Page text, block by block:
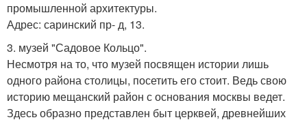
промышленной архитектуры.
Адрес: саринский пр- д, 13.
3. музей "Садовое Кольцо".
Несмотря на то, что музей посвящен истории лишь
одного района столицы, посетить его стоит. Ведь свою
историю мещанский район с основания москвы ведет.
Здесь образно представлен быт церквей, древнейших